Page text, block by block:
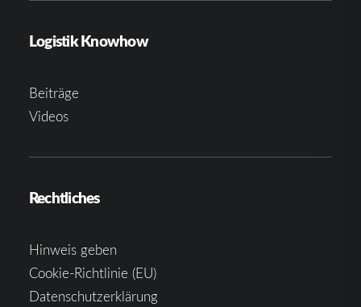
Logistik Knowhow
Beiträge
Videos
Rechtliches
Hinweis geben
Cookie-Richtlinie (EU)
Datenschutzerklärung